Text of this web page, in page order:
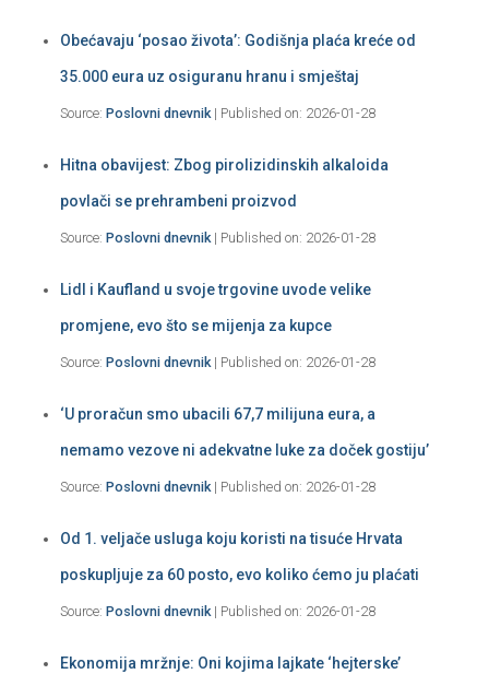
Obećavaju ‘posao života’: Godišnja plaća kreće od
35.000 eura uz osiguranu hranu i smještaj
Source: Poslovni dnevnik Published on: 2026-01-28
Hitna obavijest: Zbog pirolizidinskih alkaloida
povlači se prehrambeni proizvod
Source: Poslovni dnevnik Published on: 2026-01-28
Lidl i Kaufland u svoje trgovine uvode velike
promjene, evo što se mijenja za kupce
Source: Poslovni dnevnik Published on: 2026-01-28
‘U proračun smo ubacili 67,7 milijuna eura, a
nemamo vezove ni adekvatne luke za doček gostiju’
Source: Poslovni dnevnik Published on: 2026-01-28
Od 1. veljače usluga koju koristi na tisuće Hrvata
poskupljuje za 60 posto, evo koliko ćemo ju plaćati
Source: Poslovni dnevnik Published on: 2026-01-28
Ekonomija mržnje: Oni kojima lajkate ‘hejterske’